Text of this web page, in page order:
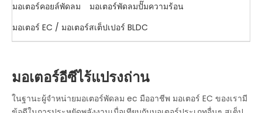
มอเตอร์คอยล์พัดลม
มอเตอร์พัดลมปั๊มความร้อน
มอเตอร์ EC / มอเตอร์สเต็ปเปอร์ BLDC
มอเตอร์อีซีไร้แปรงถ่าน
ในฐานะผู้จำหน่ายมอเตอร์พัดลม ec มืออาชีพ มอเตอร์ EC ของเรามี